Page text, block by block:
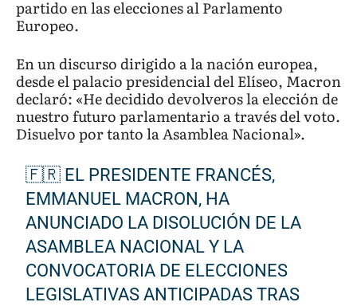
partido en las elecciones al Parlamento
Europeo.
En un discurso dirigido a la nación europea,
desde el palacio presidencial del Elíseo, Macron
declaró: «He decidido devolveros la elección de
nuestro futuro parlamentario a través del voto.
Disuelvo por tanto la Asamblea Nacional».
🇫🇷 EL PRESIDENTE FRANCÉS,
EMMANUEL MACRON, HA
ANUNCIADO LA DISOLUCIÓN DE LA
ASAMBLEA NACIONAL Y LA
CONVOCATORIA DE ELECCIONES
LEGISLATIVAS ANTICIPADAS TRAS